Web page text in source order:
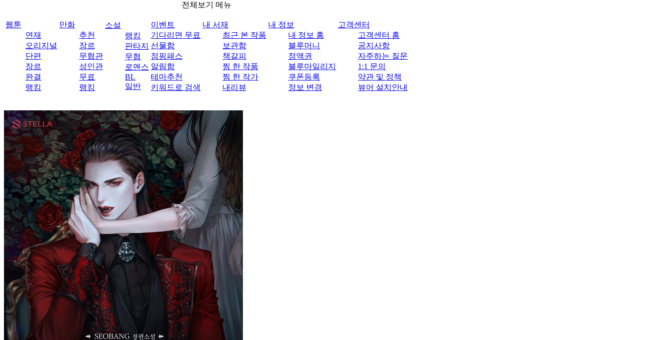
전체보기 메뉴
웹툰
연재
오리지널
단편
장르
완결
랭킹
만화
추천
장르
무협관
성인관
무료
랭킹
소설
랭킹
판타지
무협
로맨스
BL
일반
이벤트
기다리면 무료
선물함
점핑패스
알림함
테마추천
키워드로 검색
내 서재
최근 본 작품
보관함
책갈피
찜 한 작품
찜 한 작가
내리뷰
내 정보
내 정보 홈
블루머니
정액권
블루마일리지
쿠폰등록
정보 변경
고객센터
고객센터 홈
공지사항
자주하는 질문
1:1 문의
약관 및 정책
뷰어 설치안내